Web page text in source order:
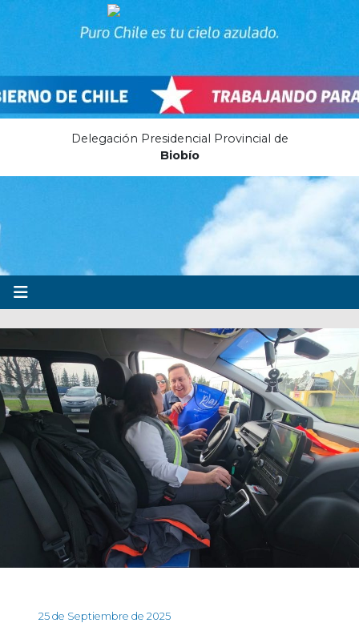
Delegación Presidencial Provincial de
Biobío
25 de Septiembre de 2025